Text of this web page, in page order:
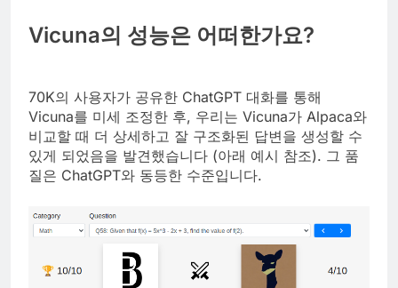
Vicuna의 성능은 어떠한가요?
70K의 사용자가 공유한 ChatGPT 대화를 통해
Vicuna를 미세 조정한 후, 우리는 Vicuna가 Alpaca와
비교할 때 더 상세하고 잘 구조화된 답변을 생성할 수
있게 되었음을 발견했습니다 (아래 예시 참조). 그 품
질은 ChatGPT와 동등한 수준입니다.